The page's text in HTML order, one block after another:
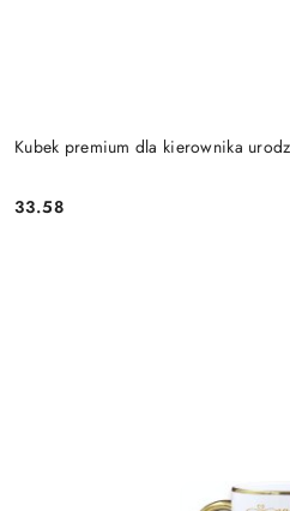
Kubek premium dla kierownika
Cena:
33.58